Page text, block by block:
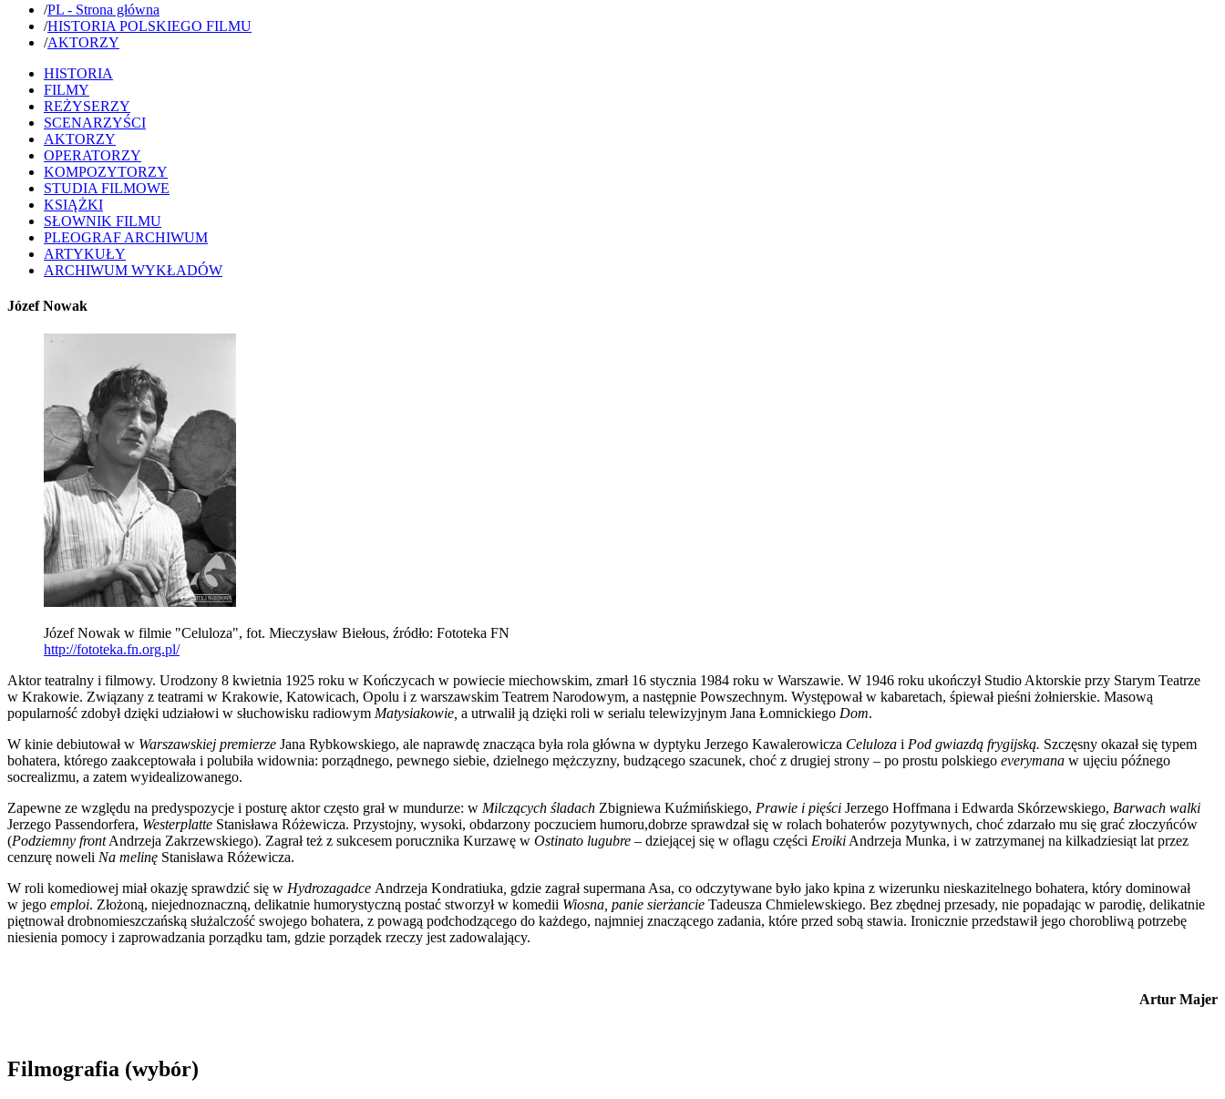
/PL - Strona główna
/HISTORIA POLSKIEGO FILMU
/AKTORZY
HISTORIA
FILMY
REŻYSERZY
SCENARZYŚCI
AKTORZY
OPERATORZY
KOMPOZYTORZY
STUDIA FILMOWE
KSIĄŻKI
SŁOWNIK FILMU
PLEOGRAF ARCHIWUM
ARTYKUŁY
ARCHIWUM WYKŁADÓW
Józef Nowak
Józef Nowak w filmie "Celuloza", fot. Mieczysław Biełous, źródło: Fototeka FN
http://fototeka.fn.org.pl/
Aktor teatralny i filmowy. Urodzony 8 kwietnia 1925 roku w Kończycach w powiecie miechowskim, zmarł 16 stycznia 1984 roku w Warszawie. W 1946 roku ukończył Studio Aktorskie przy Starym Teatrze
w Krakowie. Związany z teatrami w Krakowie, Katowicach, Opolu i z warszawskim Teatrem Narodowym, a następnie Powszechnym. Występował w kabaretach, śpiewał pieśni żołnierskie. Masową
popularność zdobył dzięki udziałowi w słuchowisku radiowym Matysiakowie, a utrwalił ją dzięki roli w serialu telewizyjnym Jana Łomnickiego Dom.
W kinie debiutował w Warszawskiej premierze Jana Rybkowskiego, ale naprawdę znacząca była rola główna w dyptyku Jerzego Kawalerowicza Celuloza i Pod gwiazdą frygijską. Szczęsny okazał się typem
bohatera, którego zaakceptowała i polubiła widownia: porządnego, pewnego siebie, dzielnego mężczyzny, budzącego szacunek, choć z drugiej strony – po prostu polskiego everymana w ujęciu późnego
socrealizmu, a zatem wyidealizowanego.
Zapewne ze względu na predyspozycje i posturę aktor często grał w mundurze: w Milczących śladach Zbigniewa Kuźmińskiego, Prawie i pięści Jerzego Hoffmana i Edwarda Skórzewskiego, Barwach walki
Jerzego Passendorfera, Westerplatte Stanisława Różewicza. Przystojny, wysoki, obdarzony poczuciem humoru,dobrze sprawdzał się w rolach bohaterów pozytywnych, choć zdarzało mu się grać złoczyńców
(Podziemny frontAndrzeja Zakrzewskiego). Zagrał też z sukcesem porucznika Kurzawę w Ostinato lugubre – dziejącej się w oflagu części EroikiAndrzeja Munka, i w zatrzymanej na kilkadziesiąt lat przez
cenzurę noweli Na melinę Stanisława Różewicza.
W roli komediowej miał okazję sprawdzić się w Hydrozagadce Andrzeja Kondratiuka, gdzie zagrał supermana Asa, co odczytywane było jako kpina z wizerunku nieskazitelnego bohatera, który dominował
w jego emploi. Złożoną, niejednoznaczną, delikatnie humorystyczną postać stworzył w komedii Wiosna, panie sierżancie Tadeusza Chmielewskiego. Bez zbędnej przesady, nie popadając w parodię, delikatnie
piętnował drobnomieszczańską służalczość swojego bohatera, z powagą podchodzącego do każdego, najmniej znaczącego zadania, które przed sobą stawia. Ironicznie przedstawił jego chorobliwą potrzebę
niesienia pomocy i zaprowadzania porządku tam, gdzie porządek rzeczy jest zadowalający.
Artur Majer
Filmografia (wybór)